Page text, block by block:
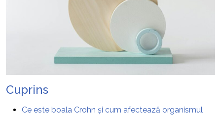
Cuprins
Ce este boala Crohn și cum afectează organismul